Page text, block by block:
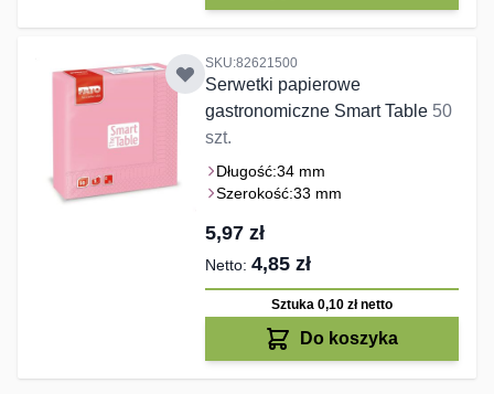
SKU:82621500
Serwetki papierowe
gastronomiczne Smart Table 50
szt.
Długość:34 mm
Szerokość:33 mm
5,97 zł
4,85 zł
Sztuka 0,10 złnetto
Do koszyka